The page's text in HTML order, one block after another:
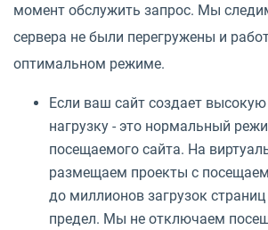
момент обслужить запрос. Мы
сервера не были перегружены и
оптимальном режиме.
Если ваш сайт создает
нагрузку - это нормальный
посещаемого сайта. На
размещаем проекты с
до миллионов загрузок страниц
предел. Мы не отключаем